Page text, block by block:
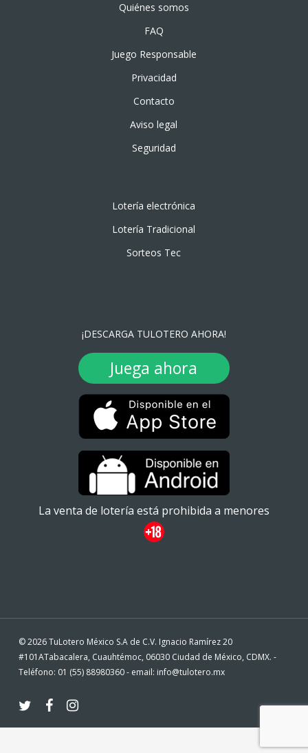
Quiénes somos
FAQ
Juego Responsable
Privacidad
Contacto
Aviso legal
Seguridad
Lotería electrónica
Lotería Tradicional
Sorteos Tec
¡DESCARGA TULOTERO AHORA!
Juega ahora
La venta de lotería está prohibida a menores
© 2026 TuLotero México S.A de C.V. Ignacio Ramírez 20
#101ATabacalera, Cuauhtémoc, 06030 Ciudad de México, CDMX. -
Teléfono: 01 (55) 88980360 - email: info@tulotero.mx
twitter facebookinstagram